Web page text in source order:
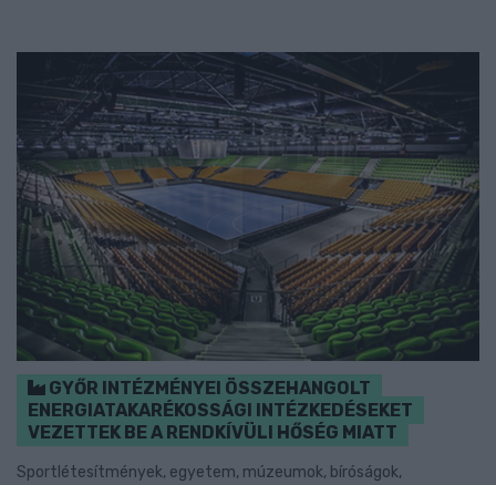
GYŐR INTÉZMÉNYEI ÖSSZEHANGOLT
ENERGIATAKARÉKOSSÁGI INTÉZKEDÉSEKET
VEZETTEK BE A RENDKÍVÜLI HŐSÉG MIATT
Sportlétesítmények, egyetem, múzeumok, bíróságok,